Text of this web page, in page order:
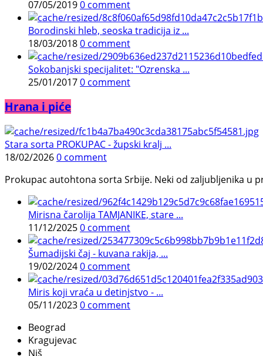
07/05/20190 comment
Borodinski hleb, seoska tradicija iz ...
18/03/20180 comment
Sokobanjski specijalitet: "Ozrenska ...
25/01/20170 comment
Hrana i piće
Stara sorta PROKUPAC - župski kralj ...
18/02/20260 comment
Prokupac autohtona sorta Srbije. Neki od zaljubljenika u
Mirisna čarolija TAMJANIKE, stare ...
11/12/20250 comment
Šumadijski čaj - kuvana rakija, ...
19/02/20240 comment
Miris koji vraća u detinjstvo - ...
05/11/20230 comment
Beograd
Kragujevac
Niš